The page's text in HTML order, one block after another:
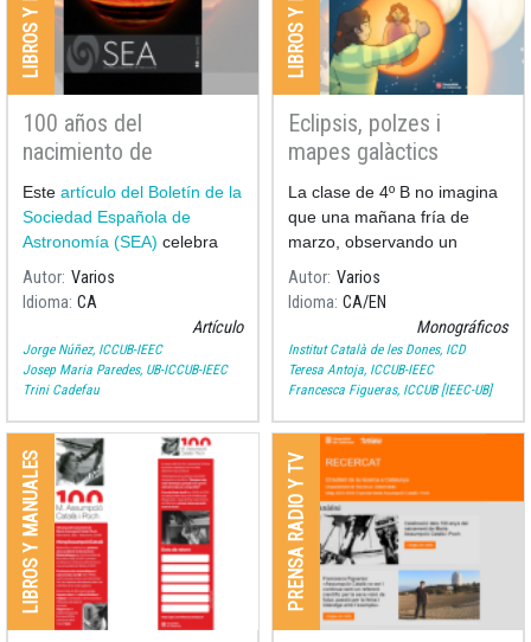
100 años del
nacimiento de
Assumpció Català y
Poch en el Boletín 53
de la Sociedad
Española de
Astronomía
Este artículo del Boletín de la
Sociedad Española de
Astronomía (SEA) celebra
los 100 años del nacimiento
Autor Varios
Idioma CA
Artículo
Jorge Núñez, ICCUB-IEEC
Josep Maria Paredes, UB-ICCUB-IEEC
Trini Cadefau
Eclipsis, polzes i
mapes galàctics
La clase de 4º B no imagina
que una mañana fría de
marzo, observando un
eclipse de Luna, será sólo el
comienzo de un viaje
Autor Varios
Idioma CA EN
Monográficos
Institut Català de les Dones, ICD
Teresa Antoja, ICCUB-IEEC
Francesca Figueras, ICCUB [IEEC-UB]
LIBROS Y MANUALES PRENSA RADIO Y TV